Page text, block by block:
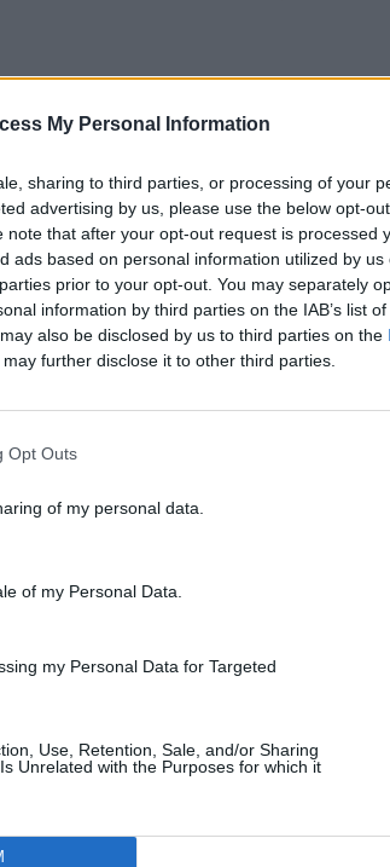
My Personal Information
sharing to third parties, or processing of your
advertising by us, please use the below opt-
note that after your opt-out request is processed
ads based on personal information utilized by us
prior to your opt-out. You may separately
information by third parties on the IAB’s list
also be disclosed by us to third parties on the
further disclose it to other third parties.
Opt Outs
of my personal data.
of my Personal Data.
my Personal Data for Targeted
Use, Retention, Sale, and/or Sharing
Unrelated with the Purposes for which it
bejáratait.